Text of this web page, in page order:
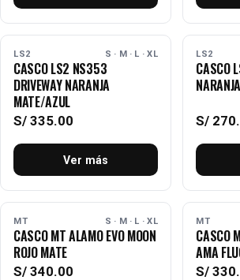
AGOTADO
LS2 S · M · L · XL
CASCO LS2 NS353
DRIVEWAY NARANJA
MATE/AZUL
S/ 335.00
Ver más
AGOTADO
LS2
CASCO
S/
AGOTADO
MT S · M · L · XL
CASCO MT ALAMO EVO MOON
ROJO MATE
S/ 340.00
AGOTADO
MT
CASCO
AMA
S/